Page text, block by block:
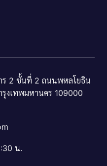
ร 2 ชั้นที่ 2 ถนนพหลโยธิน
รุงเทพมหานคร 109000
น.